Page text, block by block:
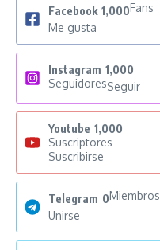
Facebook 1,000Fans
Me gusta
Instagram 1,000
SeguidoresSeguir
Youtube 1,000
Suscriptores
Suscribirse
Telegram 0Miembros
Unirse